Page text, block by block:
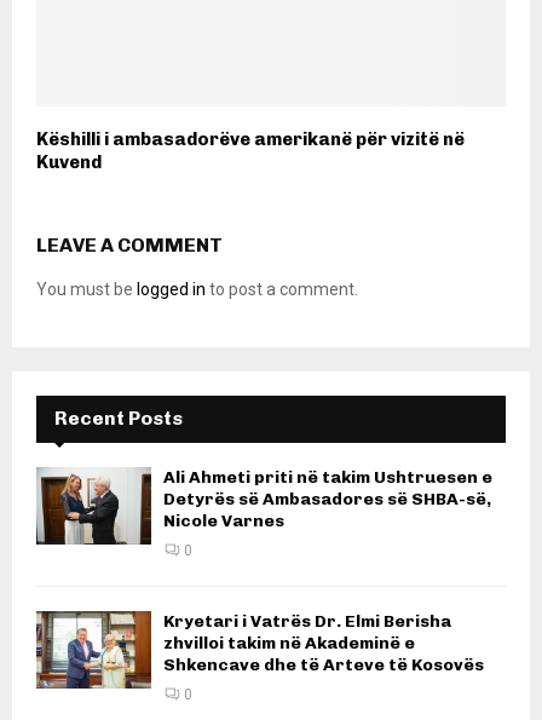
Këshilli i ambasadorëve amerikanë për vizitë në
Kuvend
LEAVE A COMMENT
You must be logged in to post a comment.
Recent Posts
Ali Ahmeti priti në takim Ushtruesen e
Detyrës së Ambasadores së SHBA-së,
Nicole Varnes
0
Kryetari i Vatrës Dr. Elmi Berisha
zhvilloi takim në Akademinë e
Shkencave dhe të Arteve të Kosovës
0